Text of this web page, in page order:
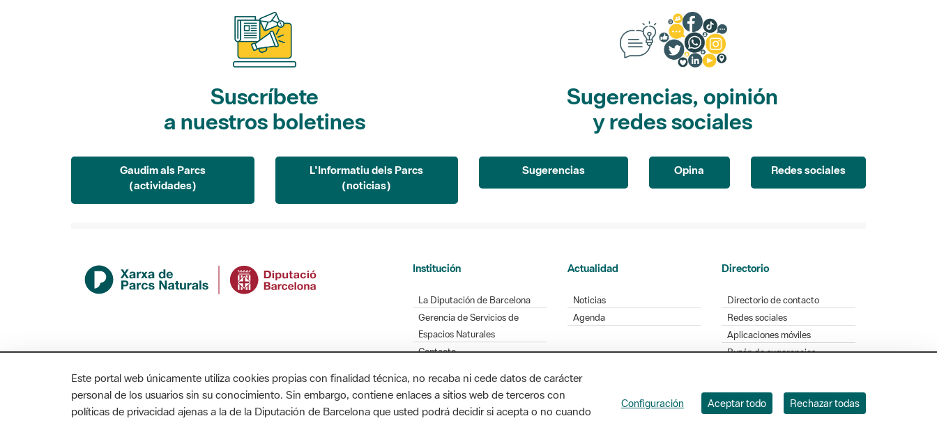
Suscríbete
a nuestros boletines
Gaudim als Parcs
(actividades)
L'Informatiu dels Parcs
(noticias)
Sugerencias, opinión
y redes sociales
Sugerencias Opina Redes sociales
Institución
La Diputación de Barcelona
Gerencia de Servicios de
Espacios Naturales
Contacto
Actualidad
Noticias
Agenda
Directorio
Directorio de contacto
Redes sociales
Aplicaciones móviles
Buzón de sugerencias
Diputación de Barcelona. Edifici Llacuna, 1a planta. Badajoz, 49. 08005 Barcelona. Tel. 934 022 428
Este portal web únicamente utiliza cookies propias con finalidad técnica, no recaba ni cede datos de carácter
personal de los usuarios sin su conocimiento. Sin embargo, contiene enlaces a sitios web de terceros con
políticas de privacidad ajenas a la de la Diputación de Barcelona que usted podrá decidir si acepta o no cuando
Configuración Aceptar todo Rechazar todas